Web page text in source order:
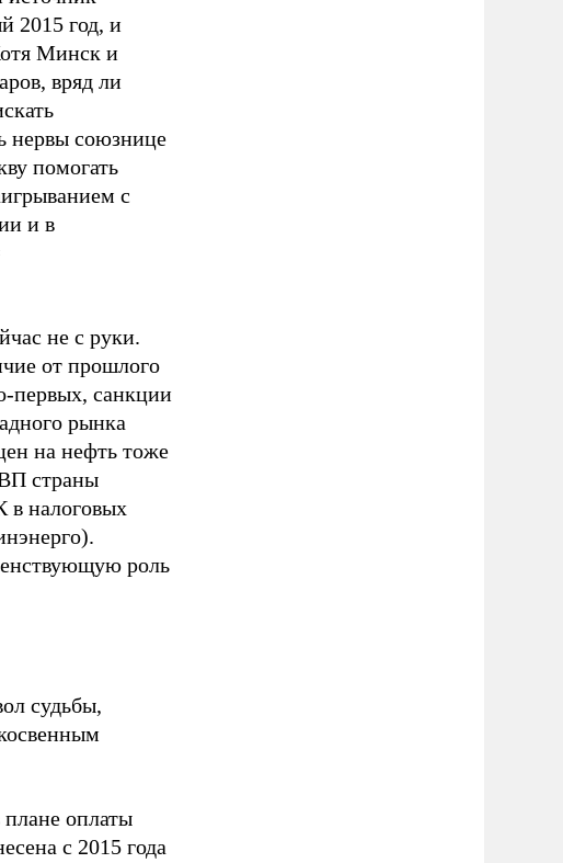
2015 год, и
Минск и
вряд ли
нервы союзнице
помогать
с
и в
не с руки.
от прошлого
первых, санкции
рынка
на нефть тоже
страны
в налоговых
роль
судьбы,
оплаты
с 2015 года